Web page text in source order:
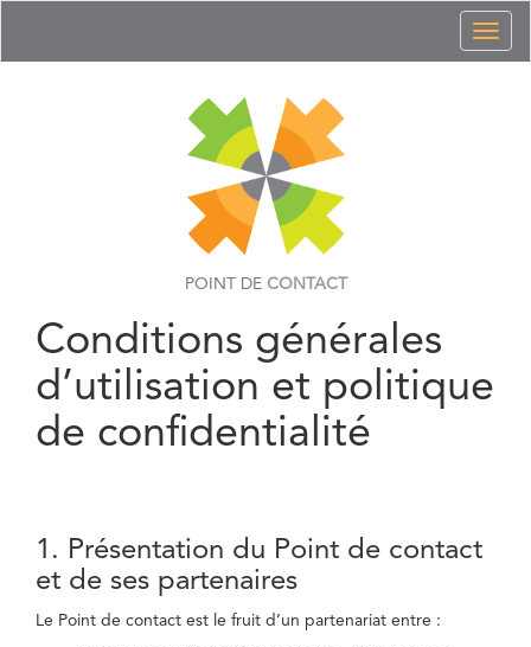
POINT DE CONTACT
Conditions générales
d’utilisation et politique
de confidentialité
1. Présentation du Point de contact
et de ses partenaires
Le Point de contact est le fruit d’un partenariat entre :